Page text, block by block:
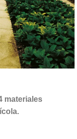
materiales